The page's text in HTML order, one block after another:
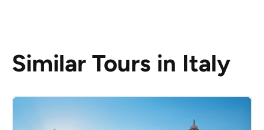
Similar Tours in Italy